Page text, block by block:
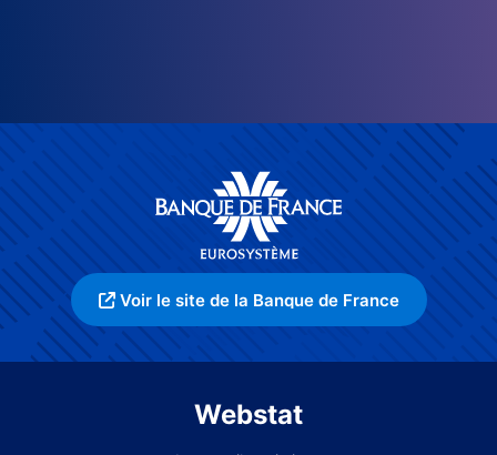
Voir le site de la Banque de France
Webstat